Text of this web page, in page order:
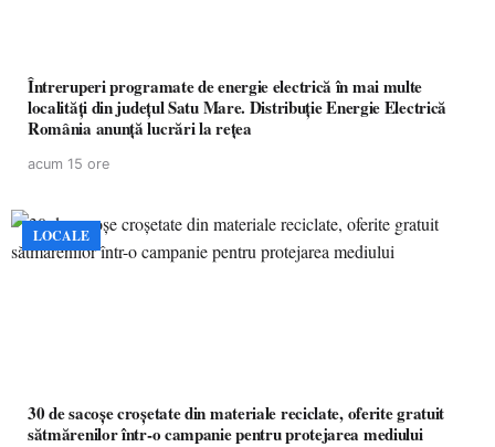
Întreruperi programate de energie electrică în mai multe
localități din județul Satu Mare. Distribuție Energie Electrică
România anunță lucrări la rețea
acum 15 ore
LOCALE
30 de sacoșe croșetate din materiale reciclate, oferite gratuit
sătmărenilor într-o campanie pentru protejarea mediului